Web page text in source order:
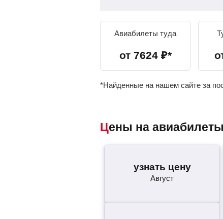
Авиабилеты туда
от 7624 ₽*
*Найденные на нашем сайте за
Цены на
узнать цену
Август